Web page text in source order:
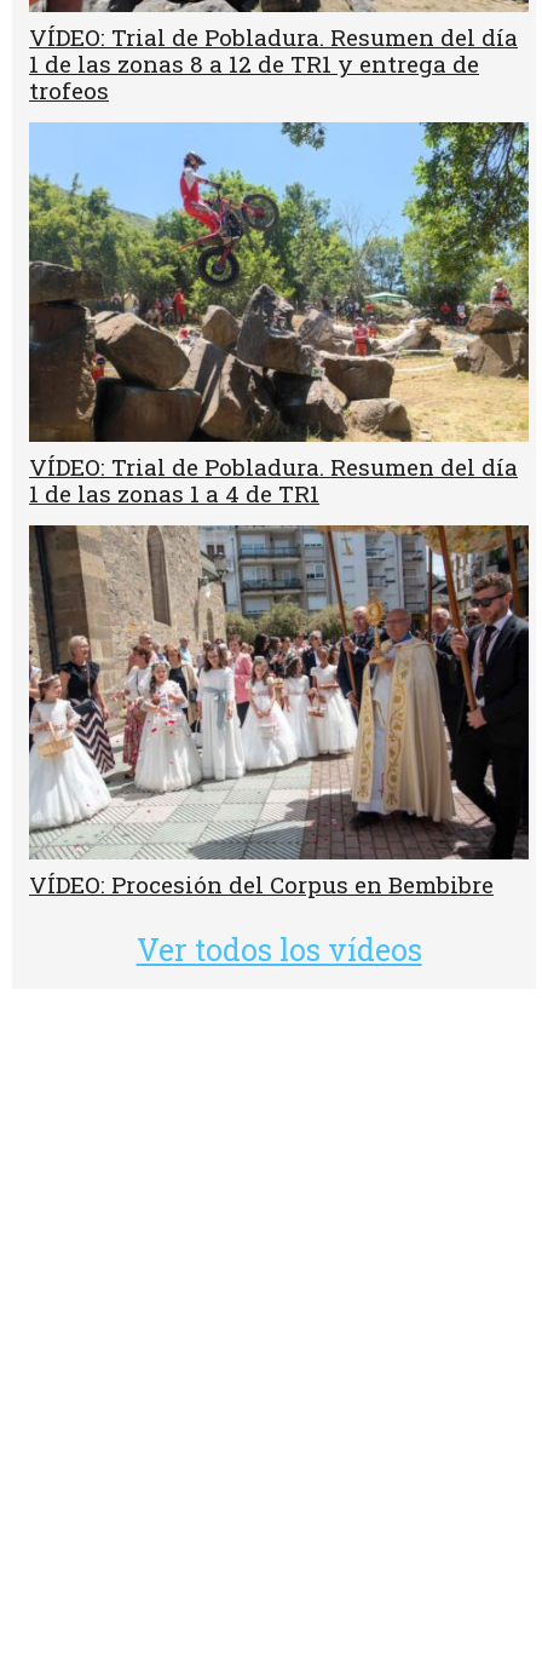
VÍDEO: Trial de Pobladura. Resumen del día
1 de las zonas 8 a 12 de TR1 y entrega de
trofeos
VÍDEO: Trial de Pobladura. Resumen del día
1 de las zonas 1 a 4 de TR1
VÍDEO: Procesión del Corpus en Bembibre
Ver todos los vídeos